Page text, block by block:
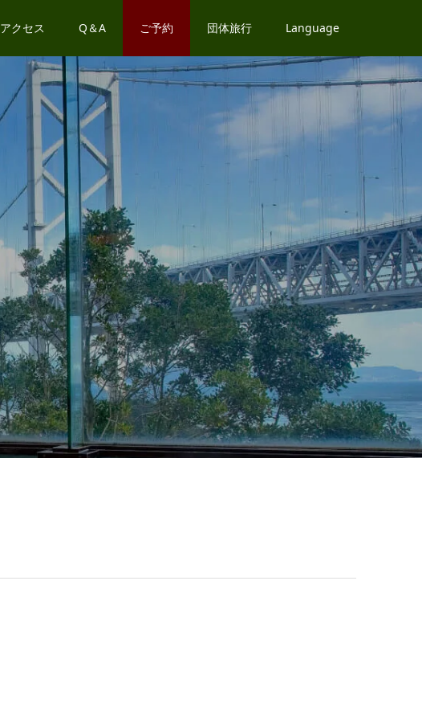
アクセス Q＆A ご予約 団体旅行 Language